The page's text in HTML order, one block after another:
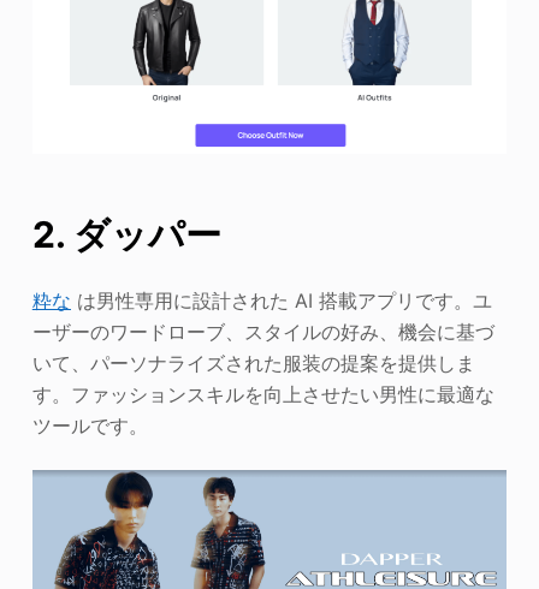
2. ダッパー
粋な は男性専用に設計された AI 搭載アプリです。ユ
ーザーのワードローブ、スタイルの好み、機会に基づ
いて、パーソナライズされた服装の提案を提供しま
す。ファッションスキルを向上させたい男性に最適な
ツールです。